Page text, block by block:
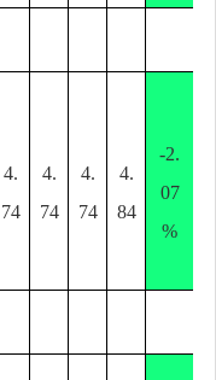
4.
74
4.
74
4.
74
4.
84
-2.
07
%